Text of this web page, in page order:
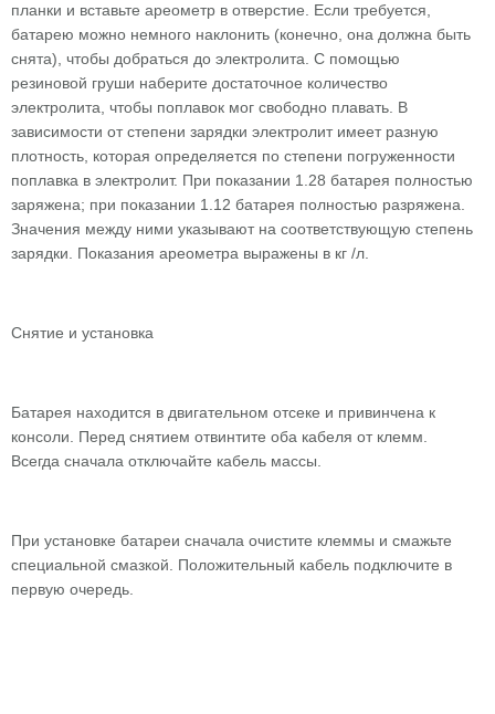
планки и вставьте ареометр в отверстие. Если требуется,
батарею можно немного наклонить (конечно, она должна быть
снята), чтобы добраться до электролита. С помощью
резиновой груши наберите достаточное количество
электролита, чтобы поплавок мог свободно плавать. В
зависимости от степени зарядки электролит имеет разную
плотность, которая определяется по степени погруженности
поплавка в электролит. При показании 1.28 батарея полностью
заряжена; при показании 1.12 батарея полностью разряжена.
Значения между ними указывают на соответствующую степень
зарядки. Показания ареометра выражены в кг /л.
Снятие и установка
Батарея находится в двигательном отсеке и привинчена к
консоли. Перед снятием отвинтите оба кабеля от клемм.
Всегда сначала отключайте кабель массы.
При установке батареи сначала очистите клеммы и смажьте
специальной смазкой. Положительный кабель подключите в
первую очередь.